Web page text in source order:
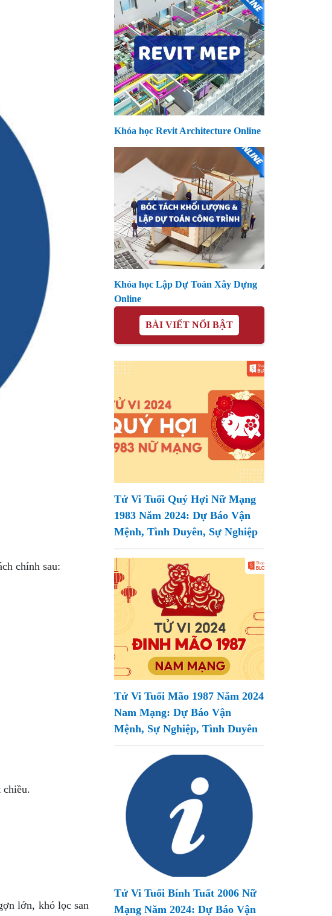
chính sau:
chiều.
lớn, khó lọc san
Khóa học Revit Architecture Online
Khóa học Lập Dự Toán Xây Dựng
Online
BÀI VIẾT NỔI BẬT
Tử Vi Tuổi Quý Hợi Nữ Mạng
1983 Năm 2024: Dự Báo Vận
Mệnh, Tình Duyên, Sự Nghiệp
Tử Vi Tuổi Mão 1987 Năm 2024
Nam Mạng: Dự Báo Vận
Mệnh, Sự Nghiệp, Tình Duyên
Tử Vi Tuổi Bính Tuất 2006 Nữ
Mạng Năm 2024: Dự Báo Vận